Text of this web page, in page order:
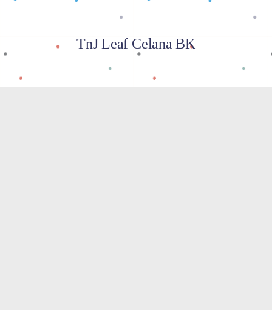
TnJ Leaf Celana BK